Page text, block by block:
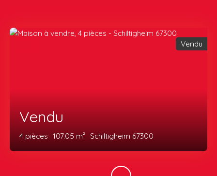
Vendu
4 pièces 107.05 m² Schiltigheim 67300
Vendu